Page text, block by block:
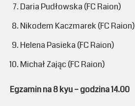
Daria Pudłowska (FC Raion)
Nikodem Kaczmarek (FC Raion)
Helena Pasieka (FC Raion)
Michał Zając (FC Raion)
Egzamin na 8 kyu – godzina 14.00